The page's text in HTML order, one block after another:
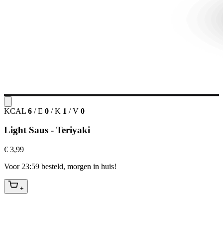
KCAL 6 / E 0 / K 1 / V 0
Light Saus - Teriyaki
€ 3,99
Voor 23:59 besteld, morgen in huis!
+